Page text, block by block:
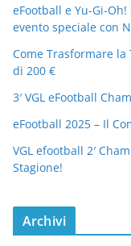
eFootball e Yu-Gi-
evento speciale con
Come Trasformare la
di 200 €
3′ VGL eFootball
eFootball 2025 – Il
VGL efootball 2′
Stagione!
Archivi